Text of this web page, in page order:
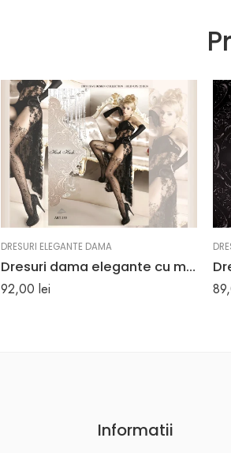
DRESURI ELEGANTE DAMA
Dresuri dama elegante cu model floral EM135
92,00 lei
Informatii